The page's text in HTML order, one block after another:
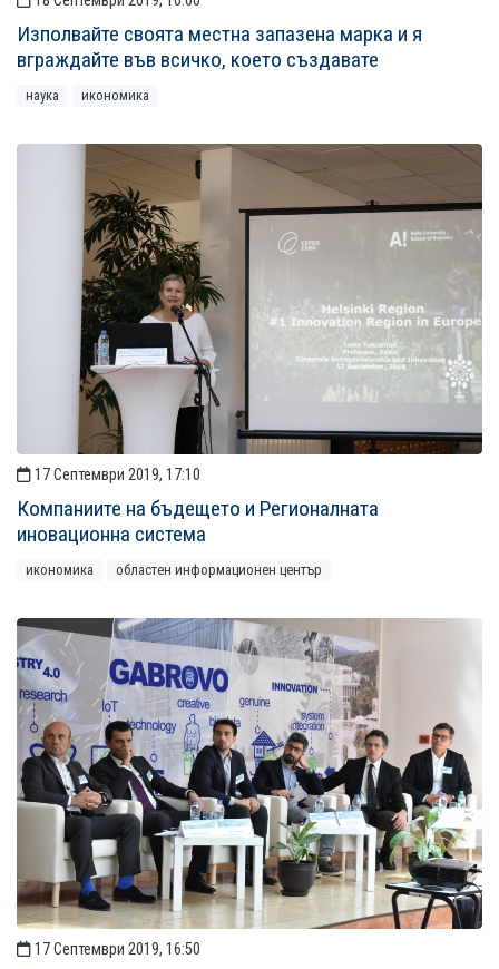
Изполвайте своята местна запазена марка и я
вграждайте във всичко, което създавате
наука икономика
17 Септември 2019, 17:10
Компаниите на бъдещето и Регионалната
иновационна система
икономика областен информационен център
17 Септември 2019, 16:50